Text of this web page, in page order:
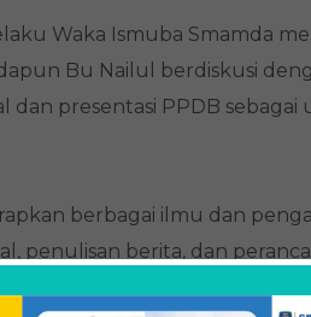
Waka Ismuba Smamda
Bu Nailul berdiskusi
dan presentasi PPDB sebagai
berbagai ilmu dan
penulisan berita, dan